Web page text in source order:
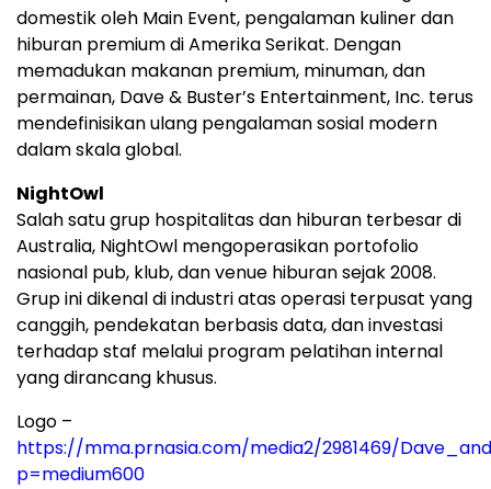
domestik oleh Main Event, pengalaman kuliner dan
hiburan premium di Amerika Serikat. Dengan
memadukan makanan premium, minuman, dan
permainan, Dave & Buster’s Entertainment, Inc. terus
mendefinisikan ulang pengalaman sosial modern
dalam skala global.
NightOwl
Salah satu grup hospitalitas dan hiburan terbesar di
Australia, NightOwl mengoperasikan portofolio
nasional pub, klub, dan venue hiburan sejak 2008.
Grup ini dikenal di industri atas operasi terpusat yang
canggih, pendekatan berbasis data, dan investasi
terhadap staf melalui program pelatihan internal
yang dirancang khusus.
Logo –
https://mma.prnasia.com/media2/2981469/
p=medium600